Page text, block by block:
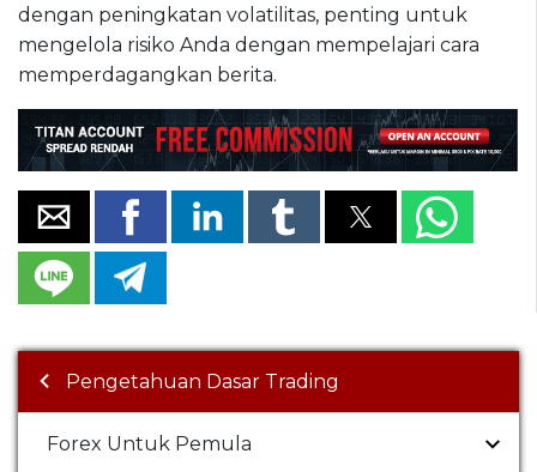
dengan peningkatan volatilitas, penting untuk
mengelola risiko Anda dengan mempelajari cara
memperdagangkan berita.
Pengetahuan Dasar Trading
Forex Untuk Pemula